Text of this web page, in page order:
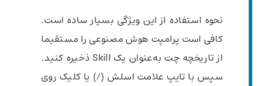
نحوه استفاده از این ویژگی بسیار ساده است.
کافی است پرامپت هوش مصنوعی را مستقیما
از تاریخچه چت به‌عنوان یک Skill ذخیره کنید.
سپس با تایپ علامت اسلش (/) یا کلیک روی